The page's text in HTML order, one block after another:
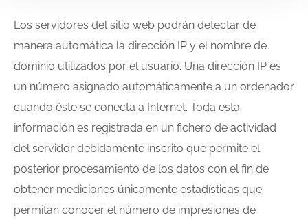
Los servidores del sitio web podrán detectar de
manera automática la dirección IP y el nombre de
dominio utilizados por el usuario. Una dirección IP es
un número asignado automáticamente a un ordenador
cuando éste se conecta a Internet. Toda esta
información es registrada en un fichero de actividad
del servidor debidamente inscrito que permite el
posterior procesamiento de los datos con el fin de
obtener mediciones únicamente estadísticas que
permitan conocer el número de impresiones de